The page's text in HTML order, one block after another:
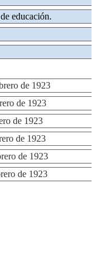
educación.
de 1923
de 1923
de 1923
de 1923
de 1923
de 1923